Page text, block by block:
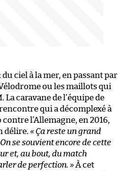
ciel à la mer, en passant par
ou les maillots qui
caravane de l’équipe de
qui a décomplexé à
l’Allemagne, en 2016,
délire. « Ça reste un grand
On se souvient encore de cette
et, au bout, du match
de perfection. »À cet